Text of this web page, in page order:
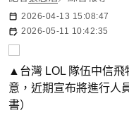
2026-04-13 15:08:47
2026-05-11 10:42:35
▲台灣 LOL 隊伍中信飛
意，近期宣布將進行人
書）